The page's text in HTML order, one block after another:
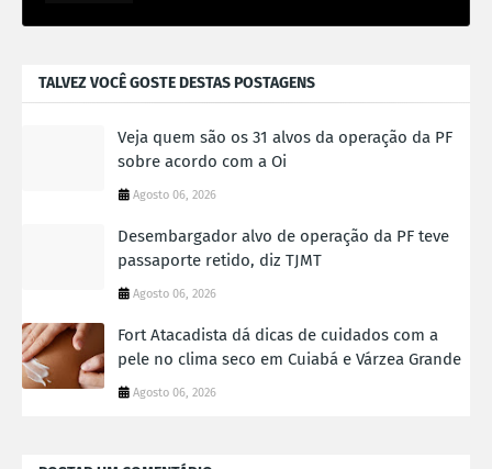
TALVEZ VOCÊ GOSTE DESTAS POSTAGENS
Veja quem são os 31 alvos da operação da PF
sobre acordo com a Oi
Agosto 06, 2026
Desembargador alvo de operação da PF teve
passaporte retido, diz TJMT
Agosto 06, 2026
Fort Atacadista dá dicas de cuidados com a
pele no clima seco em Cuiabá e Várzea Grande
Agosto 06, 2026